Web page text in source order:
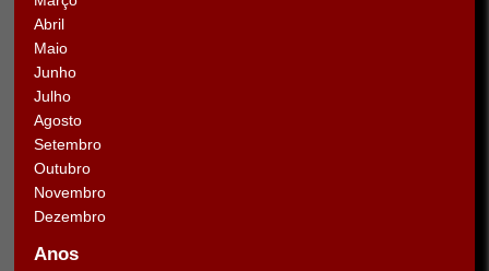
Abril
Maio
Junho
Julho
Agosto
Setembro
Outubro
Novembro
Dezembro
Anos